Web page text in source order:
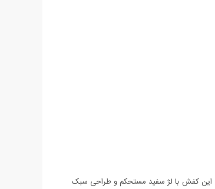
این کفش با لژ سفید مستحکم و طراحی سبک